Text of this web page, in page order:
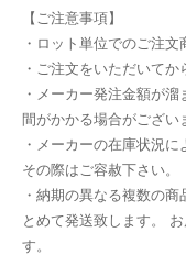
【ご注意事項】
・ロット単位でのご注文
・ご注文をいただいてか
・メーカー発注金額が
間がかかる場合がござい
・メーカーの在庫状況
その際はご容赦下さい。
・納期の異なる複数の
とめて発送致します。
す。